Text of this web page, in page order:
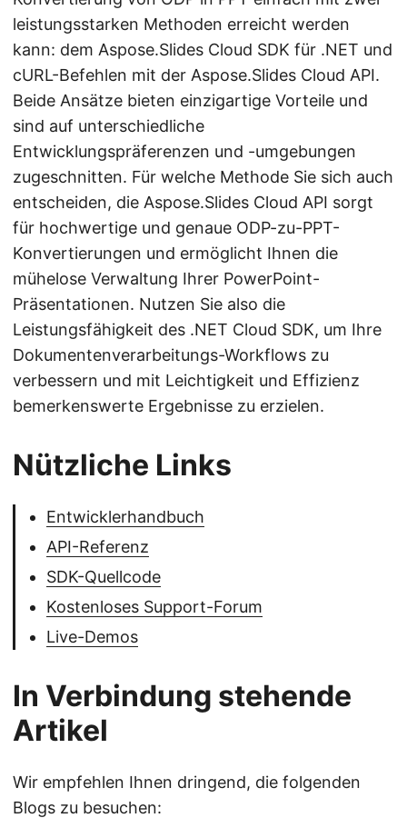
leistungsstarken Methoden erreicht werden
kann: dem Aspose.Slides Cloud SDK für .NET und
cURL-Befehlen mit der Aspose.Slides Cloud API.
Beide Ansätze bieten einzigartige Vorteile und
sind auf unterschiedliche
Entwicklungspräferenzen und -umgebungen
zugeschnitten. Für welche Methode Sie sich auch
entscheiden, die Aspose.Slides Cloud API sorgt
für hochwertige und genaue ODP-zu-PPT-
Konvertierungen und ermöglicht Ihnen die
mühelose Verwaltung Ihrer PowerPoint-
Präsentationen. Nutzen Sie also die
Leistungsfähigkeit des .NET Cloud SDK, um Ihre
Dokumentenverarbeitungs-Workflows zu
verbessern und mit Leichtigkeit und Effizienz
bemerkenswerte Ergebnisse zu erzielen.
Nützliche Links
Entwicklerhandbuch
API-Referenz
SDK-Quellcode
Kostenloses Support-Forum
Live-Demos
In Verbindung stehende
Artikel
Wir empfehlen Ihnen dringend, die folgenden
Blogs zu besuchen: